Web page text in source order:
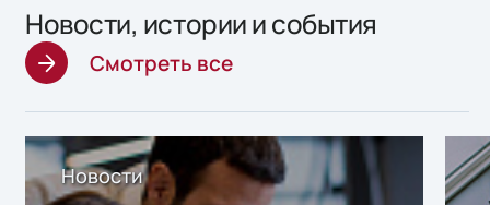
Новости, истории и события
Смотреть все
Новости